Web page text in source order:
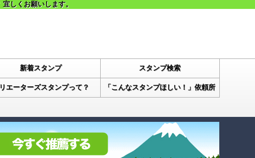
しくお願いします。
新着スタンプ スタンプ検索
エーターズスタンプって？ 「こんなスタンプほしい！」依頼所